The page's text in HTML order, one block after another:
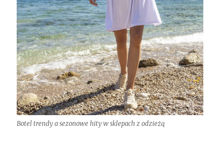
Botel trendy a sezonowe hity w sklepach z odzieżą